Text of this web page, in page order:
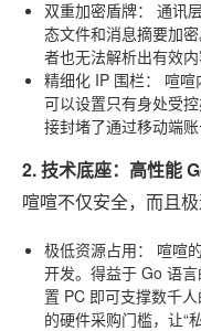
双重加密盾牌：
通讯
态文件和消息摘要加
者也无法解析出有效内
精细化 IP 围栏：
喧喧
可以设置只有身处受
接封堵了通过移动端
2. 技术底座：高性能
喧喧不仅安全，而且极
极低资源占用： 喧喧
开发。得益于 Go 语
置 PC 即可支撑数千
的硬件采购门槛，让“